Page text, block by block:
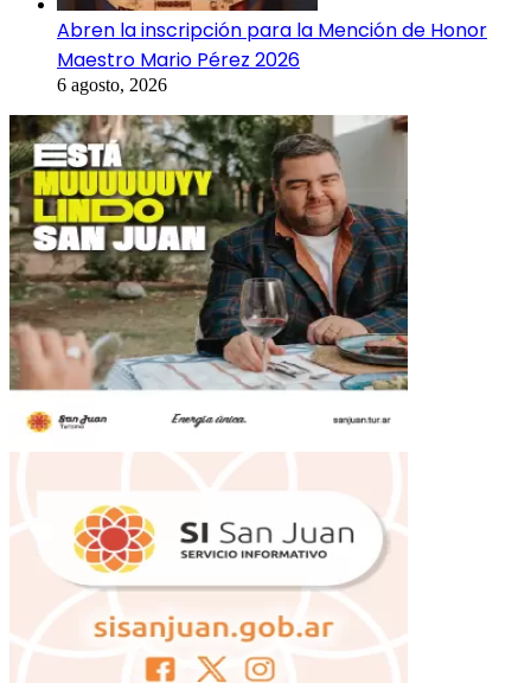
Abren la inscripción para la Mención de Honor
Maestro Mario Pérez 2026
6 agosto, 2026